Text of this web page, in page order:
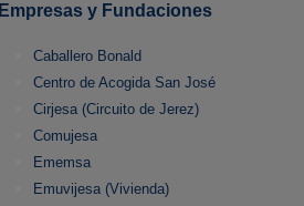
Empresas y Fundaciones
Caballero Bonald
Centro de Acogida San José
Cirjesa (Circuito de Jerez)
Comujesa
Ememsa
Emuvijesa (Vivienda)